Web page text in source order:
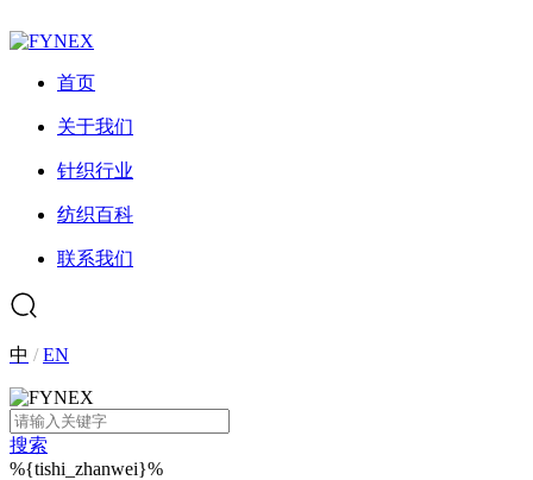
首页
关于我们
针织行业
纺织百科
联系我们
中 /EN
搜索
%{tishi_zhanwei}%